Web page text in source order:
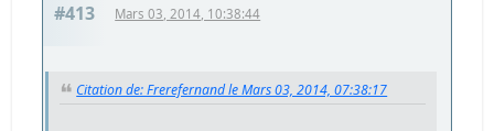
#413 Mars 03, 2014, 10:38:44
Citation de: Frerefernand le Mars 03, 2014, 07:38:17